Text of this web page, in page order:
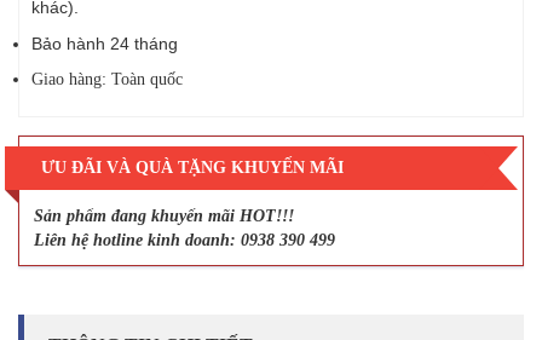
khác).
Bảo hành 24 tháng
Giao hàng: Toàn quốc
ƯU ĐÃI VÀ QUÀ TẶNG KHUYẾN MÃI
Sản phẩm đang khuyến mãi HOT!!!
Liên hệ hotline kinh doanh: 0938 390 499